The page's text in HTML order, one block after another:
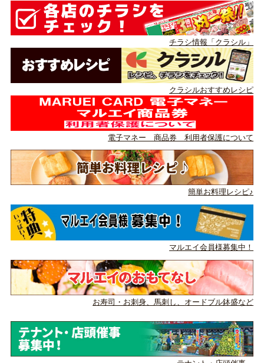
チラシ情報「クラシル」
クラシルおすすめレシピ
電子マネー 商品券 利用者保護について
簡単お料理レシピ♪
マルエイ会員様募集中！
お寿司・お刺身、馬刺し、 オードブル鉢盛など